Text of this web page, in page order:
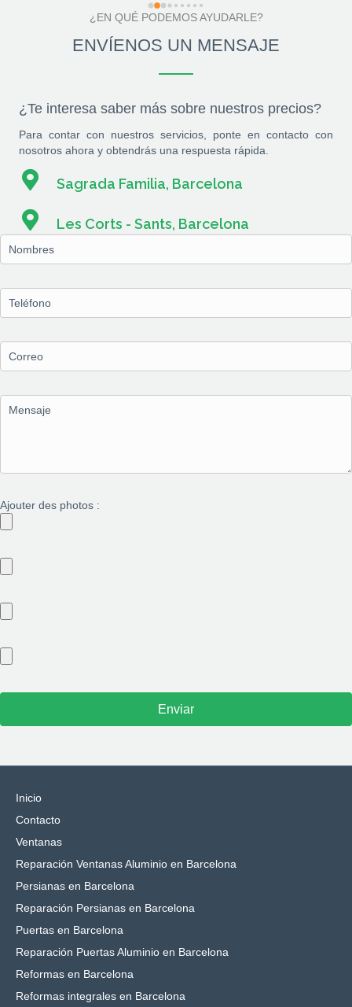
¿EN QUÉ PODEMOS AYUDARLE?
ENVÍENOS UN MENSAJE
¿Te interesa saber más sobre nuestros precios?
Para contar con nuestros servicios, ponte en contacto con
nosotros ahora y obtendrás una respuesta rápida.
Sagrada Familia, Barcelona
Les Corts - Sants, Barcelona
Ajouter des photos :
Inicio
Contacto
Ventanas
Reparación Ventanas Aluminio en Barcelona
Persianas en Barcelona
Reparación Persianas en Barcelona
Puertas en Barcelona
Reparación Puertas Aluminio en Barcelona
Reformas en Barcelona
Reformas integrales en Barcelona